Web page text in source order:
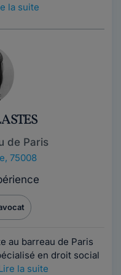
la suite
de Paris
75008
au barreau de Paris
en droit social
la suite